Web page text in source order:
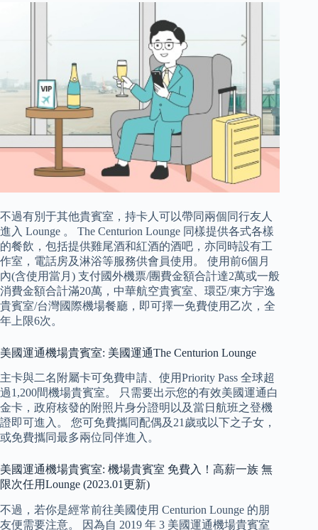
不過有別于其他貴賓室，持卡人可以帶同兩個同行友人
進入 Lounge 。 The Centurion Lounge 同樣提供各式各樣
的餐飲，包括提供雞尾酒和紅酒的酒吧，亦同時設有工
作室，電話房及淋浴等服務供會員使用。 使用前6個月
內(含使用當月) 支付國外機票/團費金額合計達2萬或一般
消費金額合計滿20萬，中華航空貴賓室、環亞/東方宇逸
貴賓室/台灣國際機場餐廳，即可擇一免費使用乙次，全
年上限6次。
美國運通機場貴賓室: 美國運通The Centurion Lounge
主卡與二名附屬卡可免費申請、使用Priority Pass 全球超
過1,200間機場貴賓室。 只需要出示您的有效美國運通白
金卡，政府核發的附照片身分證明以及當日航班之登機
證即可進入。 您可免費攜同配偶及21歲或以下之子女，
或免費攜同最多兩位同伴進入。
美國運通機場貴賓室: 機場貴賓室 免費入！高薪一族 無
限次任用Lounge (2023.01更新)
不過，若你是經常前往美國使用 Centurion Lounge 的朋
友便需要注意。 因為自 2019 年 3 美國運通機場貴賓室